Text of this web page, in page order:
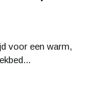
voor een warm,